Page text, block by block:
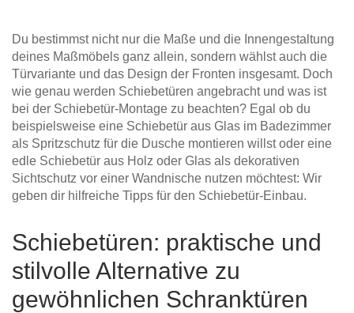
Du bestimmst nicht nur die Maße und die Innengestaltung
deines Maßmöbels ganz allein, sondern wählst auch die
Türvariante und das Design der Fronten insgesamt. Doch
wie genau werden Schiebetüren angebracht und was ist
bei der Schiebetür-Montage zu beachten? Egal ob du
beispielsweise eine Schiebetür aus Glas im Badezimmer
als Spritzschutz für die Dusche montieren willst oder eine
edle Schiebetür aus Holz oder Glas als dekorativen
Sichtschutz vor einer Wandnische nutzen möchtest: Wir
geben dir hilfreiche Tipps für den Schiebetür-Einbau.
Schiebetüren: praktische und
stilvolle Alternative zu
gewöhnlichen Schranktüren